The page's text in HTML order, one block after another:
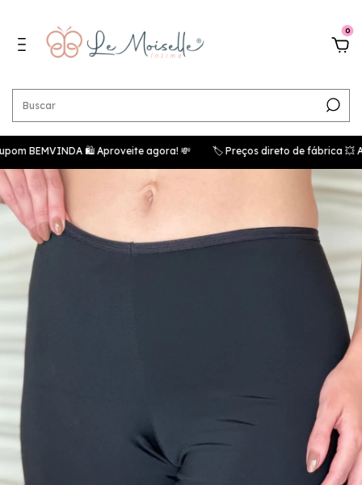
0
🛍️ Aproveite agora! 💸 🏷️ Preços direto de fábrica 💥